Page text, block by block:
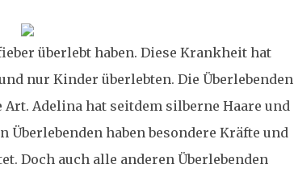
überlebt haben. Diese Krankheit hat
nur Kinder überlebten. Die Überlebenden
Adelina hat seitdem silberne Haare und
Überlebenden haben besondere Kräfte und
Doch auch alle anderen Überlebenden